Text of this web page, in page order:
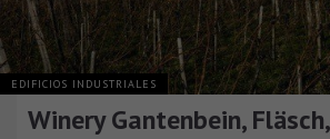
EDIFICIOS INDUSTRIALES
Winery Gantenbein, Fläsch,